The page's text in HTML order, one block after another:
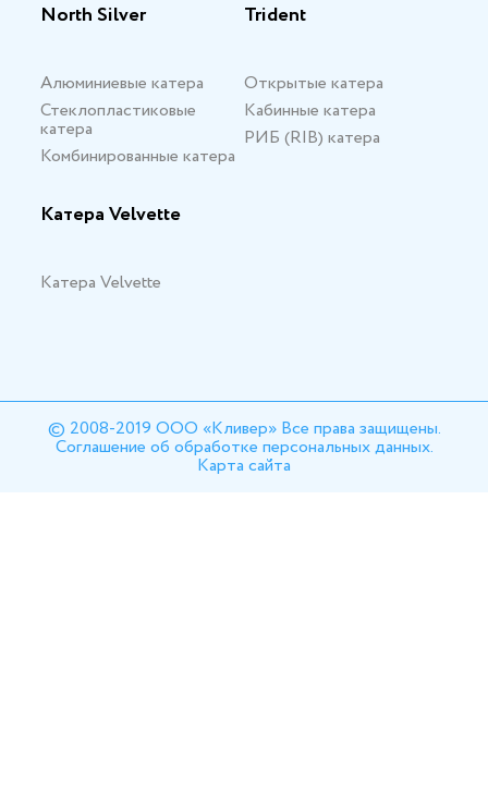
North Silver
Алюминиевые катера
Стеклопластиковые
катера
Комбинированные катера
Trident
Открытые катера
Кабинные катера
РИБ (RIB) катера
Катера Velvette
Катера Velvette
© 2008-2019 ООО «Кливер» Все права защищены.
Соглашение об обработке персональных данных.
Карта сайта